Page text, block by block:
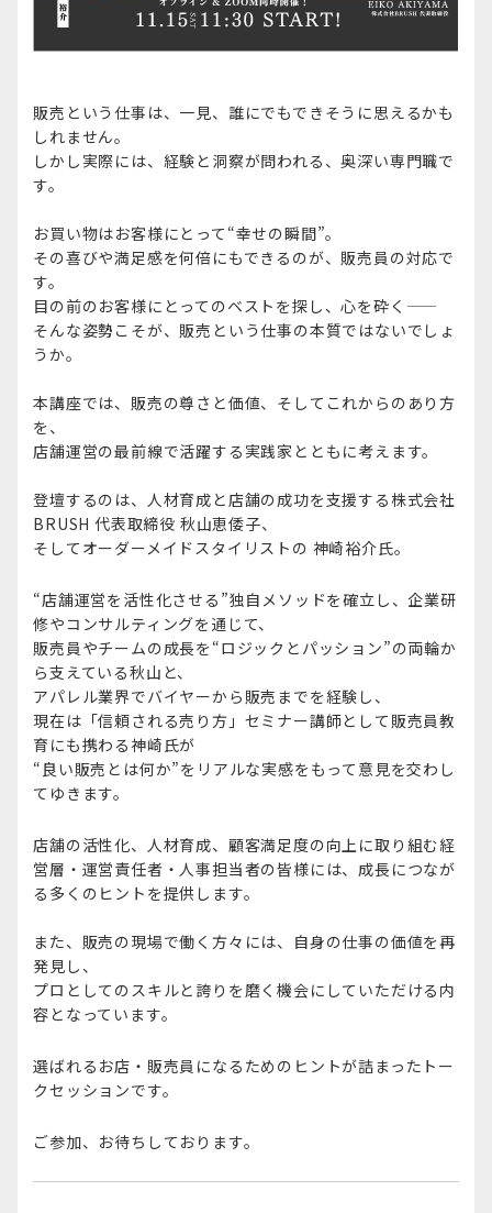
販売という仕事は、一見、誰にでもできそうに思えるかも
しれません。
しかし実際には、経験と洞察が問われる、奥深い専門職で
す。
お買い物はお客様にとって“幸せの瞬間”。
その喜びや満足感を何倍にもできるのが、販売員の対応で
す。
目の前のお客様にとってのベストを探し、心を砕く——
そんな姿勢こそが、販売という仕事の本質ではないでしょ
うか。
本講座では、販売の尊さと価値、そしてこれからのあり方
を、
店舗運営の最前線で活躍する実践家とともに考えます。
登壇するのは、人材育成と店舗の成功を支援する株式会社
BRUSH 代表取締役 秋山恵倭子、
そしてオーダーメイドスタイリストの 神崎裕介氏。​
“店舗運営を活性化させる”独自メソッドを確立し、企業研
修やコンサルティングを通じて、
販売員やチームの成長を“ロジックとパッション”の両輪か
ら支えている秋山と、
​アパレル業界でバイヤーから販売までを経験し、
​現在は「信頼される売り方」セミナー講師として販売員教
育にも携わる神崎氏が​
“良い販売とは何か”をリアルな実感をもって意見を交わし
てゆきます。​
店舗の活性化、人材育成、顧客満足度の向上に取り組む経
営層・運営責任者・人事担当者の皆様には、成長につなが
る多くのヒントを提供します。​
また、販売の現場で働く方々には、自身の仕事の価値を再
発見し、
プロとしてのスキルと誇りを磨く機会にしていただける内
容となっています。​
選ばれるお店・販売員になるためのヒントが詰まったトー
クセッションです。​
ご参加、お待ちしております。​